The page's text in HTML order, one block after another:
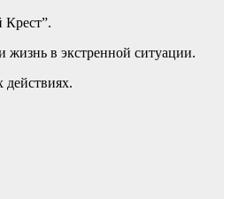
жизнь в экстренной ситуации.
действиях.